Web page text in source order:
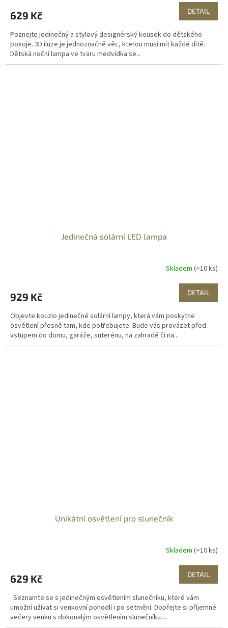
629 Kč DETAIL
Poznejte jedinečný a stylový designérský kousek do dětského
pokoje. 3D iluze je jednoznačně věc, kterou musí mít každé dítě.
Dětská noční lampa ve tvaru medvídka se...
Jedinečná solární LED lampa
Skladem (>10 ks)
929 Kč DETAIL
Objevte kouzlo jedinečné solární lampy, která vám poskytne
osvětlení přesně tam, kde potřebujete. Bude vás provázet před
vstupem do domu, garáže, suterénu, na zahradě či na...
Unikátní osvětlení pro slunečník
Skladem (>10 ks)
629 Kč DETAIL
Seznamte se s jedinečným osvětlením slunečníku, které vám
umožní užívat si venkovní pohodlí i po setmění. Dopřejte si příjemné
večery venku s dokonalým osvětlením slunečníku....